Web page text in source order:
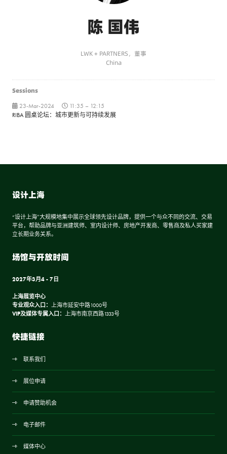
陈 国伟
LWK + PARTNERS，董事
China
Sessions
23-Mar-2024
11:35 – 12:15
RIBA 圆桌论坛：城市更新与可持续发展
设计上海
“设计上海”大规模地集中展示全球领先设计品牌，提供一个与众不同的交流、交易
平台，帮助品牌与亚洲建筑师、室内设计师、房地产开发商、零售商及私人买家建
立长期业务关系。
场馆与开放时间
2027年3月4 - 7日
上海展览中心
专业观众入口： 上海市延安中路1000号
VIP及媒体专属入口： 上海市南京西路1333号
快捷链接
联系我们
展位申请
申请赞助机会
电子邮件
媒体中心